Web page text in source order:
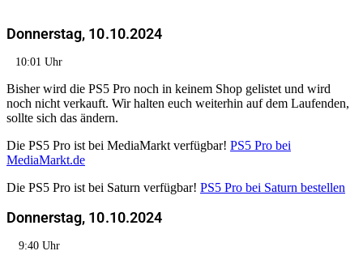
Donnerstag, 10.10.2024
10:01 Uhr
Bisher wird die PS5 Pro noch in keinem Shop gelistet und wird
noch nicht verkauft. Wir halten euch weiterhin auf dem Laufenden,
sollte sich das ändern.
Die PS5 Pro ist bei MediaMarkt verfügbar! PS5 Pro bei
MediaMarkt.de
Die PS5 Pro ist bei Saturn verfügbar! PS5 Pro bei Saturn bestellen
Donnerstag, 10.10.2024
9:40 Uhr